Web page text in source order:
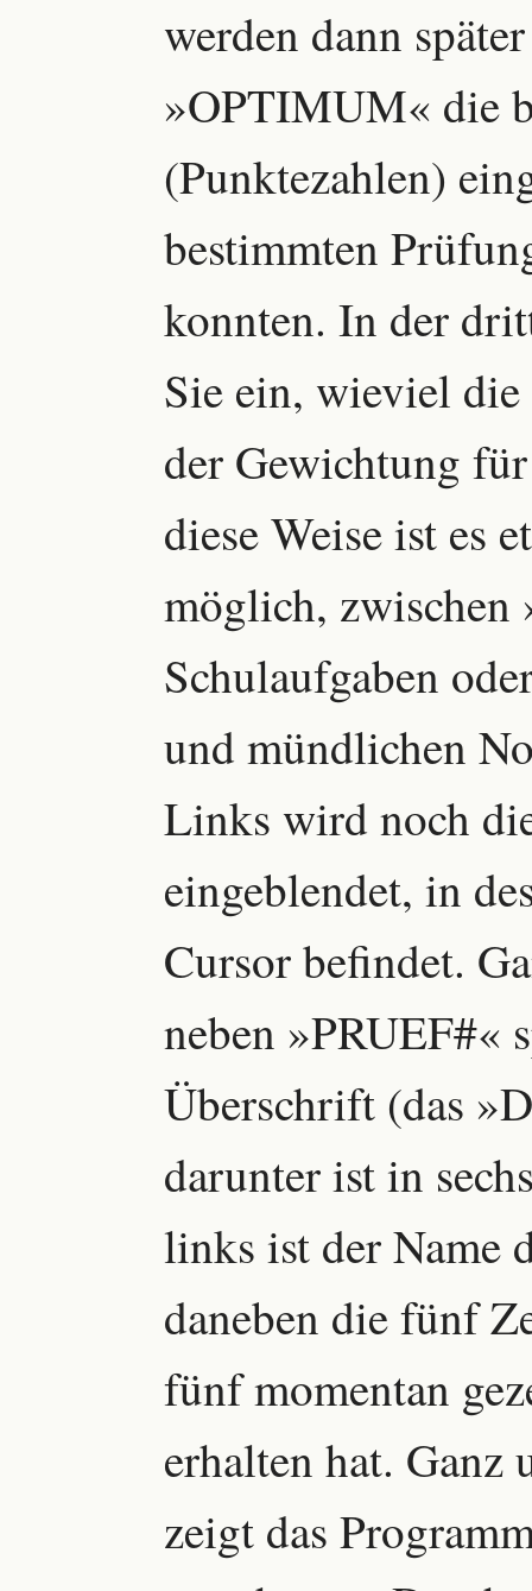
werden dann
»OPTIMUM« die
(Punktezahlen)
bestimmten
konnten. In der
Sie ein, wieviel
der Gewichtung
diese Weise ist es
möglich, zwischen
Schulaufgaben
und mündlichen
Links wird noch
eingeblendet, in
Cursor befindet.
neben »PRUEF#«
Überschrift (das
darunter ist in
links ist der Name
daneben die fünf
fünf momentan
erhalten hat.
zeigt das